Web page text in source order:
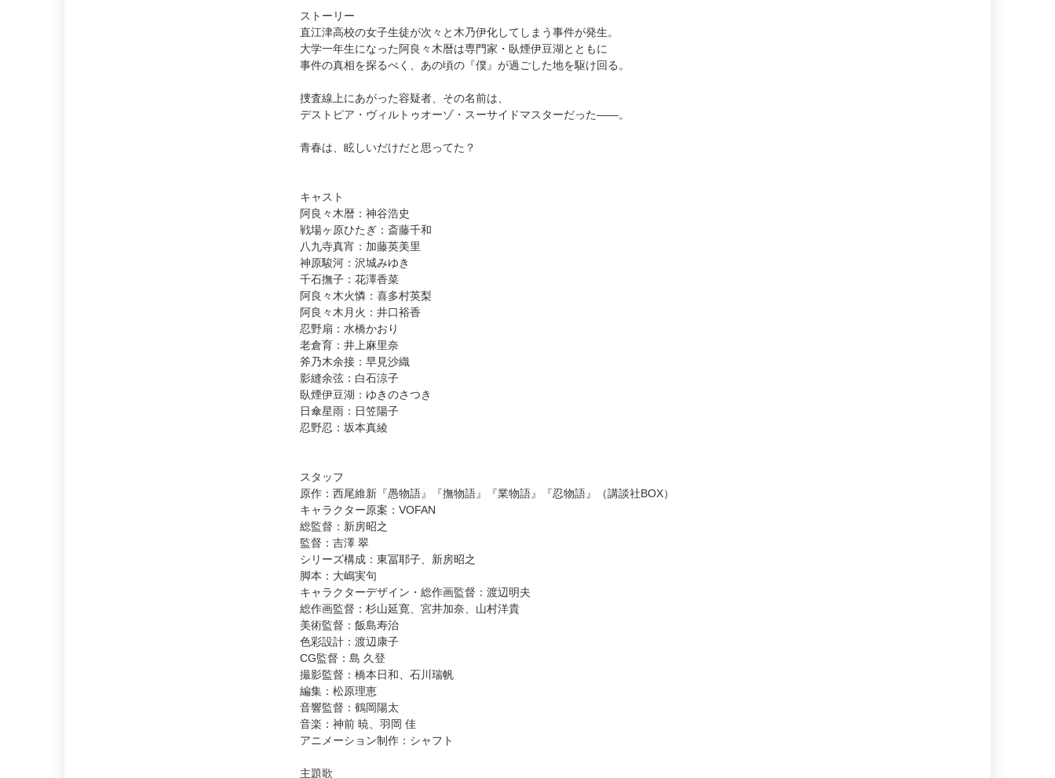
ストーリー
直江津高校の女子生徒が次々と木乃伊化してしまう事件が発生。
大学一年生になった阿良々木暦は専門家・臥煙伊豆湖とともに
事件の真相を探るべく、あの頃の『僕』が過ごした地を駆け回る。
捜査線上にあがった容疑者、その名前は、
デストピア・ヴィルトゥオーゾ・スーサイドマスターだった――。
青春は、眩しいだけだと思ってた？
キャスト
阿良々木暦：神谷浩史
戦場ヶ原ひたぎ：斎藤千和
八九寺真宵：加藤英美里
神原駿河：沢城みゆき
千石撫子：花澤香菜
阿良々木火憐：喜多村英梨
阿良々木月火：井口裕香
忍野扇：水橋かおり
老倉育：井上麻里奈
斧乃木余接：早見沙織
影縫余弦：白石涼子
臥煙伊豆湖：ゆきのさつき
日傘星雨：日笠陽子
忍野忍：坂本真綾
スタッフ
原作：西尾維新『愚物語』『撫物語』『業物語』『忍物語』（講談社BOX）
キャラクター原案：VOFAN
総監督：新房昭之
監督：吉澤 翠
シリーズ構成：東冨耶子、新房昭之
脚本：大嶋実句
キャラクターデザイン・総作画監督：渡辺明夫
総作画監督：杉山延寛、宮井加奈、山村洋貴
美術監督：飯島寿治
色彩設計：渡辺康子
CG監督：島 久登
撮影監督：橋本日和、石川瑞帆
編集：松原理恵
音響監督：鶴岡陽太
音楽：神前 暁、羽岡 佳
アニメーション制作：シャフト
主題歌